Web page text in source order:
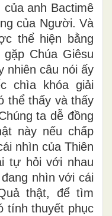
anh Bactimê
của Người. Và
thể hiện bằng
Chúa Giêsu
nhiên câu nói ấy
chìa khóa giải
thể thấy và thấy
ta dễ đồng
này nếu chấp
nhìn của Thiên
tự hỏi với nhau
nhìn với cái
thật, để tìm
tính thuyết phục